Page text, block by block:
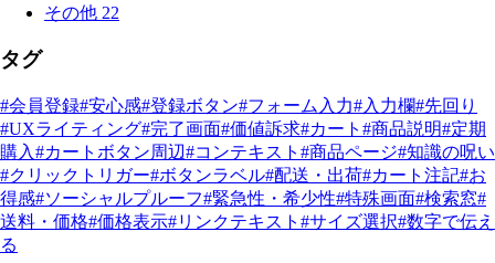
その他 22
タグ
#会員登録#安心感#登録ボタン#フォーム入力#入力欄#先回り
#UXライティング#完了画面#価値訴求#カート #商品説明#定期
購入#カートボタン周辺#コンテキスト #商品ページ#知識の呪い
#クリックトリガー#ボタンラベル#配送・出荷#カート注記#お
得感#ソーシャルプルーフ#緊急性・希少性#特殊画面#検索窓#
送料・価格#価格表示#リンクテキスト #サイズ選択#数字で伝え
る